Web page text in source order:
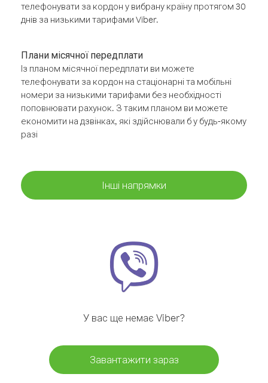
телефонувати за кордон у вибрану країну протягом 30
днів за низькими тарифами Viber.
Плани місячної передплати
Із планом місячної передплати ви можете
телефонувати за кордон на стаціонарні та мобільні
номери за низькими тарифами без необхідності
поповнювати рахунок. З таким планом ви можете
економити на дзвінках, які здійснювали б у будь-якому
разі
Інші напрямки
У вас ще немає Viber?
Завантажити зараз